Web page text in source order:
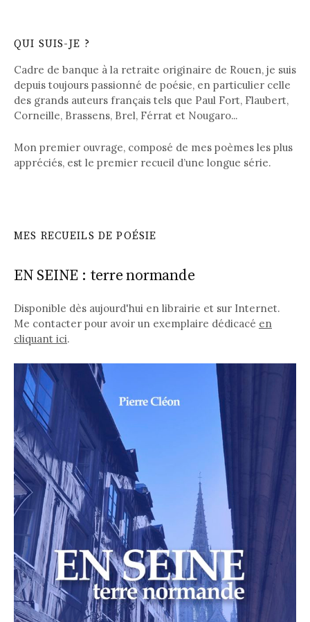
QUI SUIS-JE ?
Cadre de banque à la retraite originaire de Rouen, je suis
depuis toujours passionné de poésie, en particulier celle
des grands auteurs français tels que Paul Fort, Flaubert,
Corneille, Brassens, Brel, Férrat et Nougaro...
Mon premier ouvrage, composé de mes poèmes les plus
appréciés, est le premier recueil d’une longue série.
MES RECUEILS DE POÉSIE
EN SEINE : terre normande
Disponible dès aujourd'hui en librairie et sur Internet.
Me contacter pour avoir un exemplaire dédicacé en
cliquant ici.